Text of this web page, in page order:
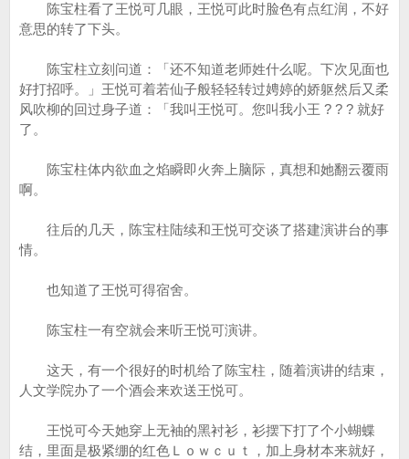
陈宝柱看了王悦可几眼，王悦可此时脸色有点红润，不好
意思的转了下头。
陈宝柱立刻问道：「还不知道老师姓什么呢。下次见面也
好打招呼。」王悦可着若仙子般轻轻转过娉婷的娇躯然后又柔
风吹柳的回过身子道：「我叫王悦可。您叫我小王 ? ? ? 就好
了。
陈宝柱体内欲血之焰瞬即火奔上脑际，真想和她翻云覆雨
啊。
往后的几天，陈宝柱陆续和王悦可交谈了搭建演讲台的事
情。
也知道了王悦可得宿舍。
陈宝柱一有空就会来听王悦可演讲。
这天，有一个很好的时机给了陈宝柱，随着演讲的结束，
人文学院办了一个酒会来欢送王悦可。
王悦可今天她穿上无袖的黑衬衫，衫摆下打了个小蝴蝶
结，里面是极紧绷的红色Ｌｏｗｃｕｔ，加上身材本来就好，